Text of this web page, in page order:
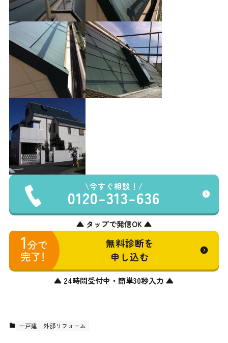
今すぐ相談！
0120-313-636
▲ タップで発信OK ▲
無料診断を
申し込む
▲ 24時間受付中・簡単30秒入力 ▲
一戸建 外部リフォーム